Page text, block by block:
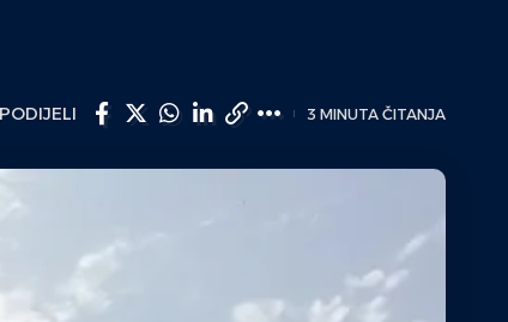
PODIJELI 3 MINUTA ČITANJA